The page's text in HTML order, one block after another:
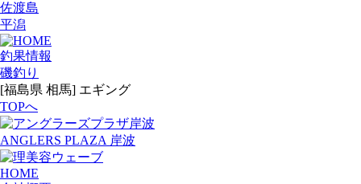
佐渡島
平潟
釣果情報
磯釣り
[福島県 相馬] エギング
TOPへ
ANGLERS PLAZA 岸波
HOME